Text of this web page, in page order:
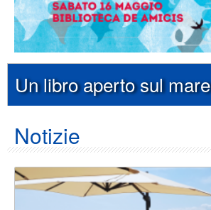
Un libro aperto sul mare
Notizie